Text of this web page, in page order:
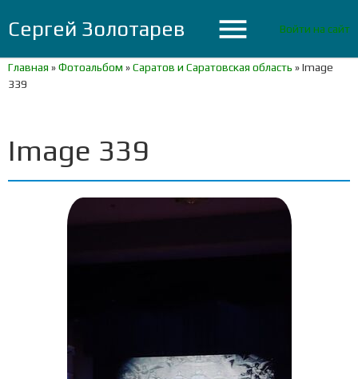
Сергей Золотарев menu Войти на сайт
Главная »Фотоальбом »Саратов и Саратовская область »Image
339
Image 339